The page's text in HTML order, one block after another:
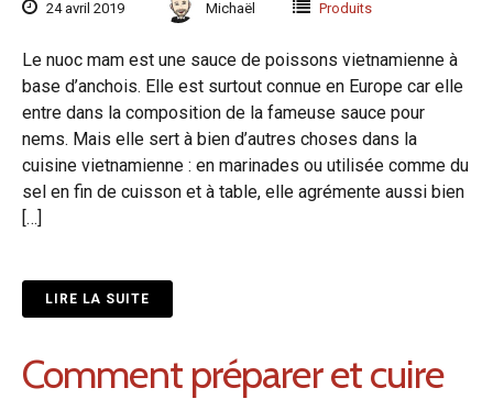
24 avril 2019 Michaël Produits
Le nuoc mam est une sauce de poissons vietnamienne à
base d’anchois. Elle est surtout connue en Europe car elle
entre dans la composition de la fameuse sauce pour
nems. Mais elle sert à bien d’autres choses dans la
cuisine vietnamienne : en marinades ou utilisée comme du
sel en fin de cuisson et à table, elle agrémente aussi bien
[…]
LIRE LA SUITE
Comment préparer et cuire